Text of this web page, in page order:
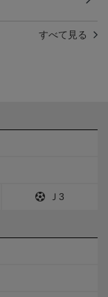
すべて見る
Ｊ3